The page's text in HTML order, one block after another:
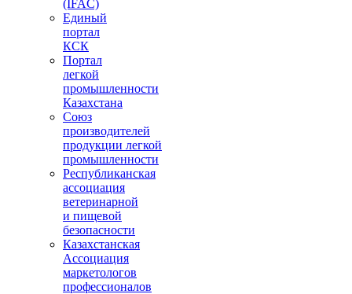
(IFAC)
Единый
портал
КСК
Портал
легкой
промышленности
Казахстана
Союз
производителей
продукции легкой
промышленности
Республиканская
ассоциация
ветеринарной
и пищевой
безопасности
Казахстанская
Ассоциация
маркетологов
профессионалов